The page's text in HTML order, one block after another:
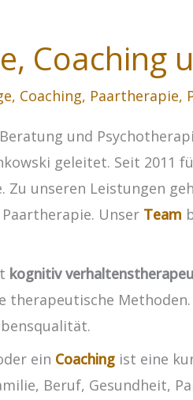
Coaching
, Coaching, Paartherapie,
und
geleitet. Seit
Zu unseren Leistungen
Unser Team
kognitiv
ein Coaching ist eine
Beruf, Gesundheit,